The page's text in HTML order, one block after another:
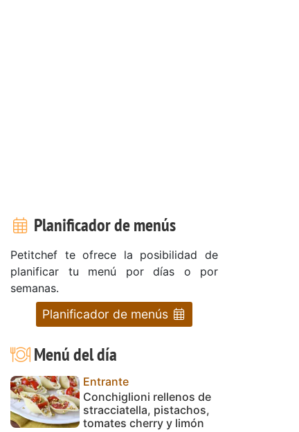
Planificador de menús
Petitchef te ofrece la posibilidad de
planificar tu menú por días o por
semanas.
Planificador de menús
Menú del día
Entrante
Conchiglioni rellenos de
stracciatella, pistachos,
tomates cherry y limón